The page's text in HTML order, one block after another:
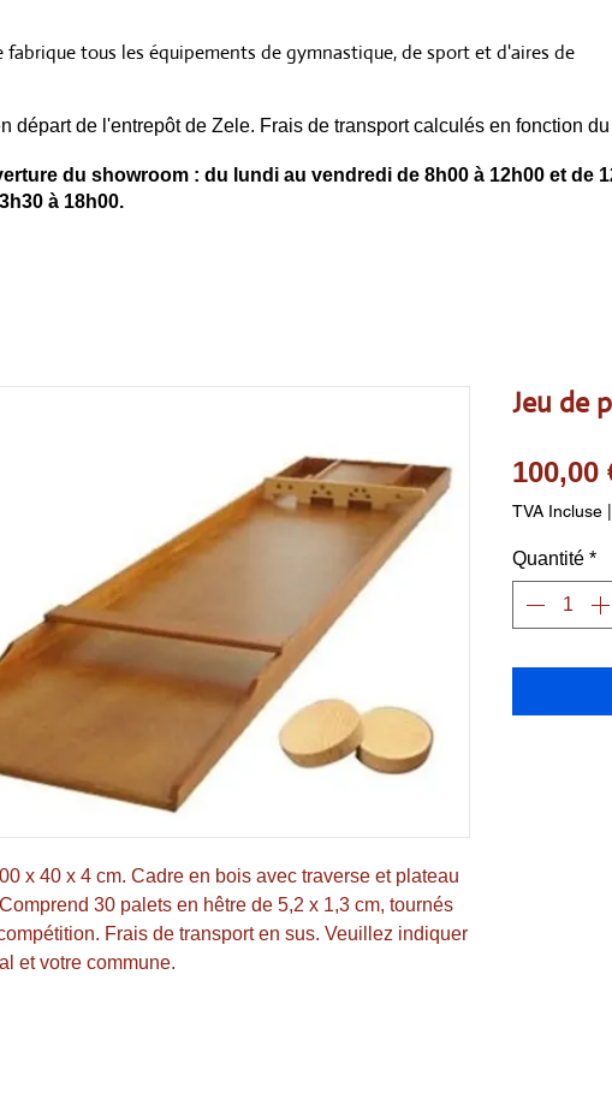
départ de l'entrepôt de Zele. Frais de transport calculés en fonction
fabrique tous les équipements de gymnastique, de sport et d'aires de
du showroom : du lundi au vendredi de 8h00 à 12h00 et de
à 18h00.
x 40 x 4 cm. Cadre en bois avec traverse et plateau
30 palets en hêtre de 5,2 x 1,3 cm, tournés
Frais de transport en sus. Veuillez indiquer
et votre commune.
Jeu de
100,00
TVA Incluse
Quantité *